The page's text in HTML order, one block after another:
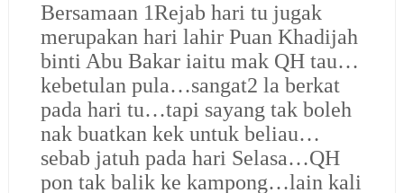
Bersamaan 1Rejab hari tu jugak
merupakan hari lahir Puan Khadijah
binti Abu Bakar iaitu mak QH tau…
kebetulan pula…sangat2 la berkat
pada hari tu…tapi sayang tak boleh
nak buatkan kek untuk beliau…
sebab jatuh pada hari Selasa…QH
pon tak balik ke kampong…lain kali